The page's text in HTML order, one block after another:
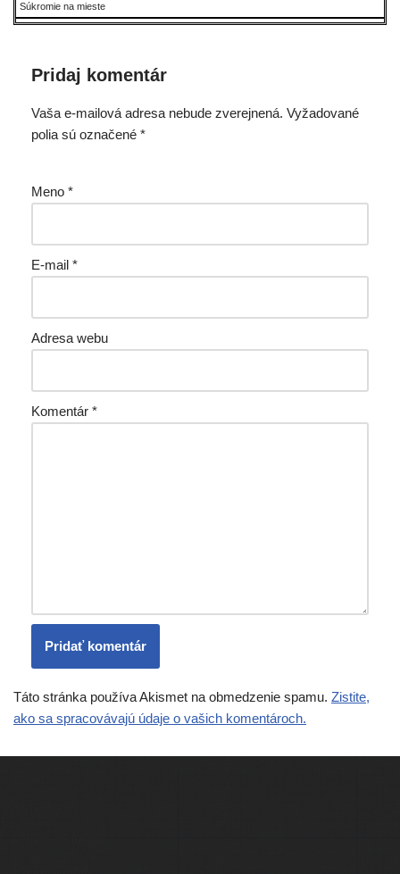
Súkromie na mieste
Pridaj komentár
Vaša e-mailová adresa nebude zverejnená. Vyžadované
polia sú označené *
Meno *
E-mail *
Adresa webu
Komentár *
Táto stránka používa Akismet na obmedzenie spamu. Zistite,
ako sa spracovávajú údaje o vašich komentároch.